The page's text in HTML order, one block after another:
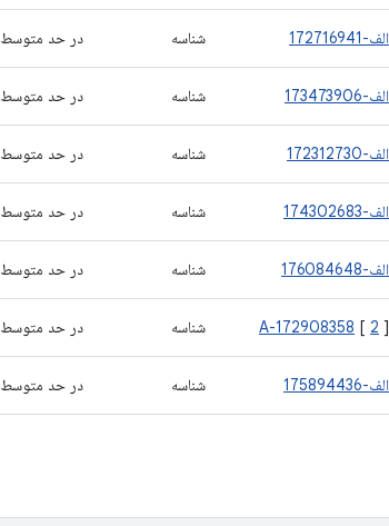
الف-172716941 شناسه در حد متوسط
الف-173473906 شناسه در حد متوسط
الف-172312730 شناسه در حد متوسط
الف-174302683 شناسه در حد متوسط
الف-176084648 شناسه در حد متوسط
A-172908358 [ 2 ] شناسه در حد متوسط
الف-175894436 شناسه در حد متوسط